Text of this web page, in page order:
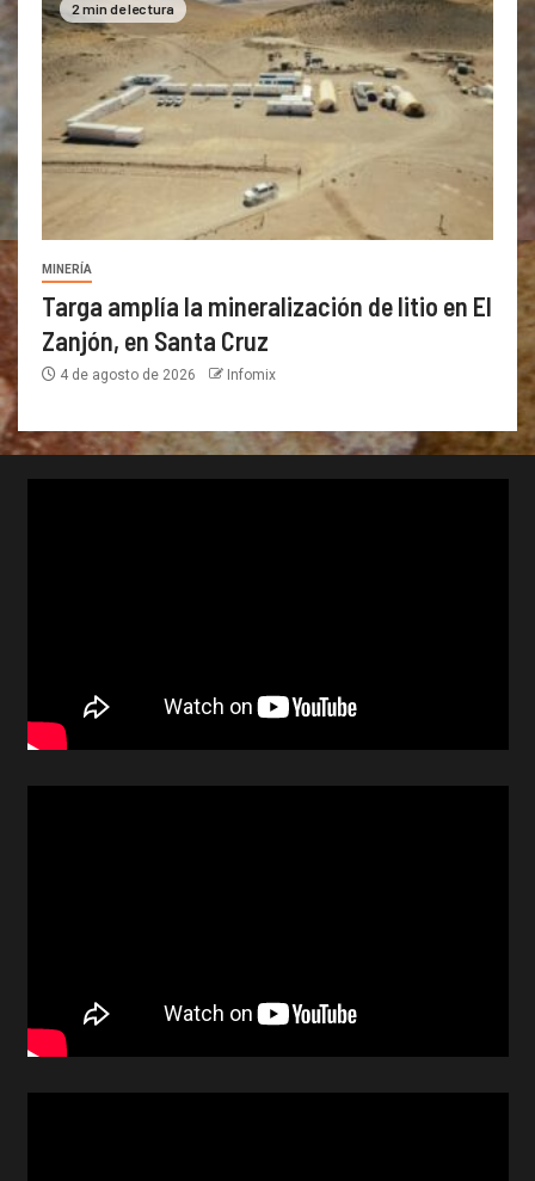
2 min de lectura
MINERÍA
Targa amplía la mineralización de litio en El
Zanjón, en Santa Cruz
4 de agosto de 2026 Infomix